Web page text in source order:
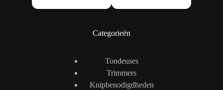
Categorieën
Tondeuses
Trimmers
Knipbenodigdheden